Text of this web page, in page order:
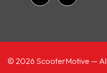
© 2026 ScooterMotive —